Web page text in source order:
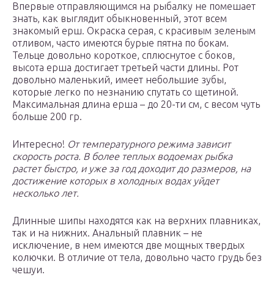
Впервые отправляющимся на рыбалку не помешает
знать, как выглядит обыкновенный, этот всем
знакомый ерш. Окраска серая, с красивым зеленым
отливом, часто имеются бурые пятна по бокам.
Тельце довольно короткое, сплюснутое с боков,
высота ерша достигает третьей части длины. Рот
довольно маленький, имеет небольшие зубы,
которые легко по незнанию спутать со щетиной.
Максимальная длина ерша – до 20-ти см, с весом чуть
больше 200 гр.
Интересно! От температурного режима зависит
скорость роста. В более теплых водоемах рыбка
растет быстро, и уже за год доходит до размеров, на
достижение которых в холодных водах уйдет
несколько лет.
Длинные шипы находятся как на верхних плавниках,
так и на нижних. Анальный плавник – не
исключение, в нем имеются две мощных твердых
колючки. В отличие от тела, довольно часто грудь без
чешуи.